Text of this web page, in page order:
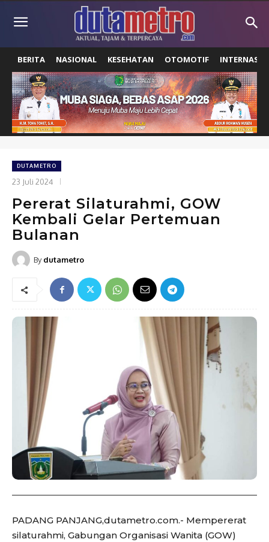
BERITA NASIONAL KESEHATAN OTOMOTIF
DUTAMETRO
23 Juli 2024
Pererat Silaturahmi, GOW
Kembali Gelar Pertemuan
Bulanan
By dutametro
PADANG PANJANG,dutametro.com.- Mempererat
silaturahmi, Gabungan Organisasi Wanita (GOW)